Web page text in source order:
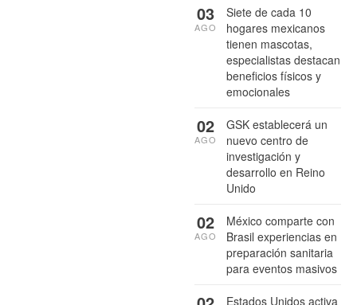
Siete de cada 10
hogares mexicanos
tienen mascotas,
especialistas destacan
beneficios físicos y
emocionales
03
AGO
GSK establecerá un
nuevo centro de
investigación y
desarrollo en Reino
Unido
02
AGO
México comparte con
Brasil experiencias en
preparación sanitaria
para eventos masivos
02
AGO
Estados Unidos activa